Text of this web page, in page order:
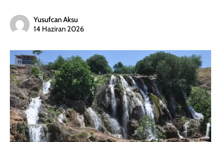
Yusufcan Aksu
14 Haziran 2026